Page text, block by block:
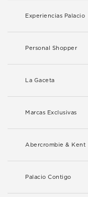
Experiencias Palacio
Personal Shopper
La Gaceta
Marcas Exclusivas
Abercrombie & Kent
Palacio Contigo